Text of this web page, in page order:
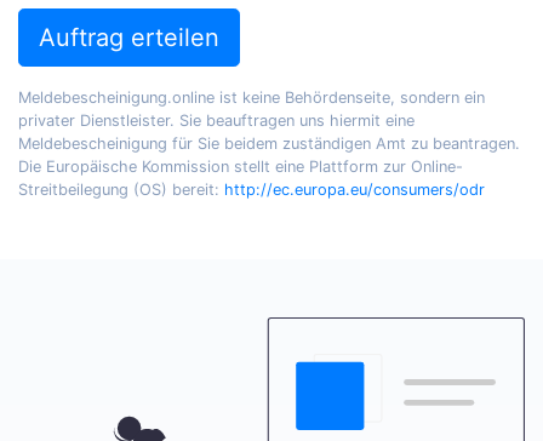
Auftrag erteilen
Meldebescheinigung.online ist keine Behördenseite, sondern ein
privater Dienstleister. Sie beauftragen uns hiermit eine
Meldebescheinigung für Sie beidem zuständigen Amt zu beantragen.
Die Europäische Kommission stellt eine Plattform zur Online-
Streitbeilegung (OS) bereit: http://ec.europa.eu/consumers/odr